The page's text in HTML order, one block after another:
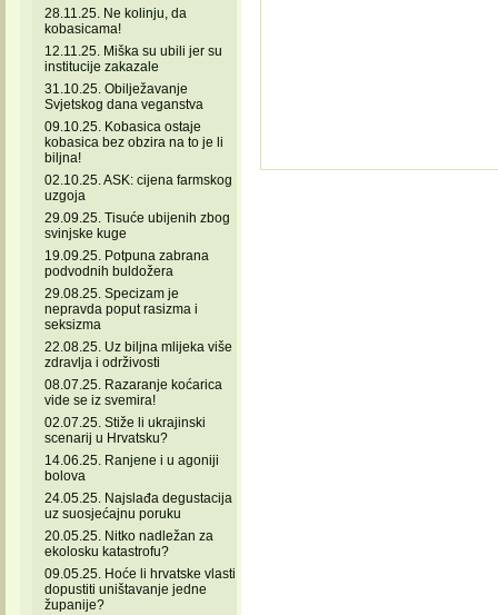
28.11.25. Ne kolinju, da
kobasicama!
12.11.25. Miška su ubili jer su
institucije zakazale
31.10.25. Obilježavanje
Svjetskog dana veganstva
09.10.25. Kobasica ostaje
kobasica bez obzira na to je li
biljna!
02.10.25. ASK: cijena farmskog
uzgoja
29.09.25. Tisuće ubijenih zbog
svinjske kuge
19.09.25. Potpuna zabrana
podvodnih buldožera
29.08.25. Specizam je
nepravda poput rasizma i
seksizma
22.08.25. Uz biljna mlijeka više
zdravlja i održivosti
08.07.25. Razaranje koćarica
vide se iz svemira!
02.07.25. Stiže li ukrajinski
scenarij u Hrvatsku?
14.06.25. Ranjene i u agoniji
bolova
24.05.25. Najslađa degustacija
uz suosjećajnu poruku
20.05.25. Nitko nadležan za
ekolosku katastrofu?
09.05.25. Hoće li hrvatske vlasti
dopustiti uništavanje jedne
županije?